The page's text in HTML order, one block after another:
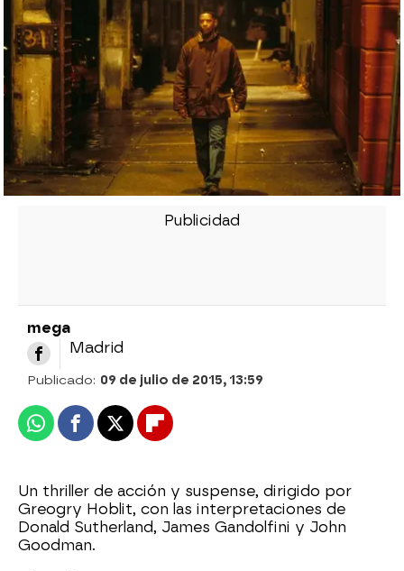
mega
Madrid
Publicado: 09 de julio de 2015, 13:59
WhatsappFacebook
X Flipboard
Un thriller de acción y suspense, dirigido por
Greogry Hoblit, con las interpretaciones de
Donald Sutherland, James Gandolfini y John
Goodman.